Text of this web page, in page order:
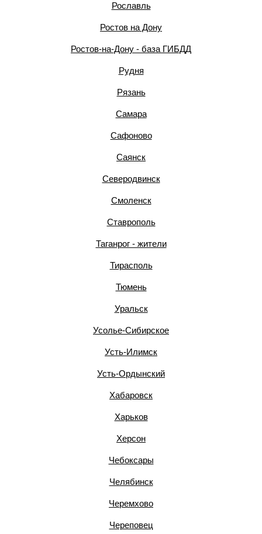
Рославль
Ростов на Дону
Ростов-на-Дону - база ГИБДД
Рудня
Рязань
Самара
Сафоново
Саянск
Северодвинск
Смоленск
Ставрополь
Таганрог - жители
Тирасполь
Тюмень
Уральск
Усолье-Сибирское
Усть-Илимск
Усть-Ордынский
Хабаровск
Харьков
Херсон
Чебоксары
Челябинск
Черемхово
Череповец